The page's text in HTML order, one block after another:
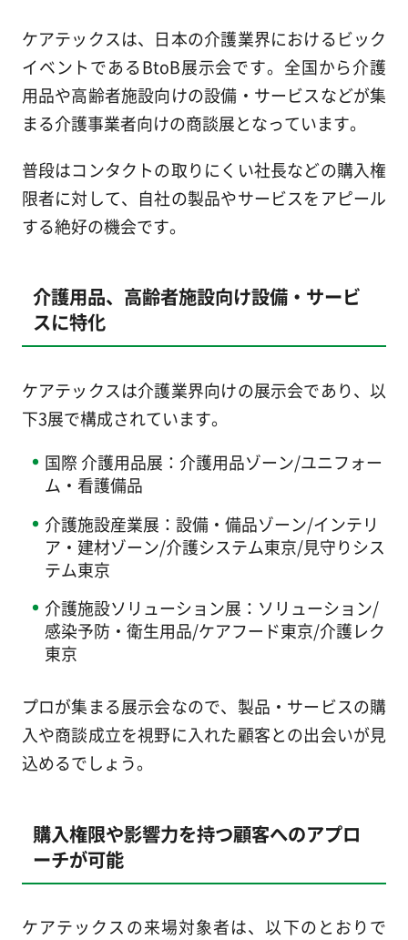
ケアテックスは、日本の介護業界におけるビック
イベントであるBtoB展示会です。全国から介護
用品や高齢者施設向けの設備・サービスなどが集
まる介護事業者向けの商談展となっています。
普段はコンタクトの取りにくい社長などの購入権
限者に対して、自社の製品やサービスをアピール
する絶好の機会です。
介護用品、高齢者施設向け設備・サービ
スに特化
ケアテックスは介護業界向けの展示会であり、以
下3展で構成されています。
国際 介護用品展：介護用品ゾーン/ユニフォー
ム・看護備品
介護施設産業展：設備・備品ゾーン/インテリ
ア・建材ゾーン/介護システム東京/見守りシス
テム東京
介護施設ソリューション展：ソリューション/
感染予防・衛生用品/ケアフード東京/介護レク
東京
プロが集まる展示会なので、製品・サービスの購
入や商談成立を視野に入れた顧客との出会いが見
込めるでしょう。
購入権限や影響力を持つ顧客へのアプロ
ーチが可能
ケアテックスの来場対象者は、以下のとおりで